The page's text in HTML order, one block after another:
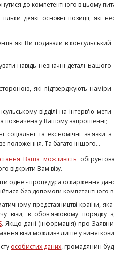
до компетентного в цьому
деякі основні позиції, які
які Ви подавали в консульський
навідь незначні деталі Вашого
які підтверджують наміри
відділі на інтерв'ю мети
позначена у Вашому запрошенні;
соціальні та економічні зв'язки з
положення. Та багато іншого...
Ваша можливість
відкрити Вам візу.
одне - процедура оскарження
без допомоги компетентного в
представництві країни,
візи, в обов'язковому порядку
. Якщо дані (інформація) про
візи можливе лише у
особистих даних, громадянин